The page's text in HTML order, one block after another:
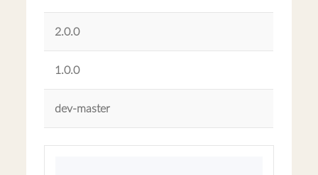
2.0.0
1.0.0
dev-master